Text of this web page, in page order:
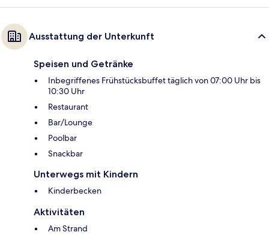
Ausstattung der Unterkunft
Speisen und Getränke
Inbegriffenes Frühstücksbuffet täglich von 07:00 Uhr bis
10:30 Uhr
Restaurant
Bar/Lounge
Poolbar
Snackbar
Unterwegs mit Kindern
Kinderbecken
Aktivitäten
Am Strand